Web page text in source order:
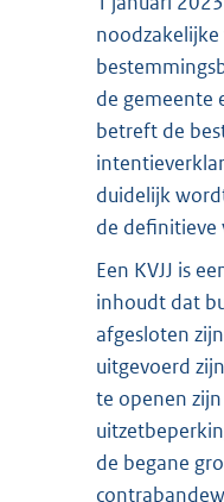
de gemeente
betreft de
duidelijk
de definitieve
Een KVJJ is
inhoudt dat
afgesloten
uitgevoerd
te openen
de begane